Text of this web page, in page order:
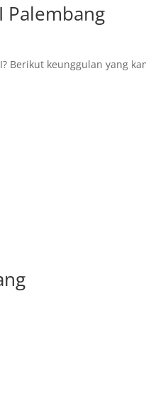
Palembang
Berikut keunggulan yang